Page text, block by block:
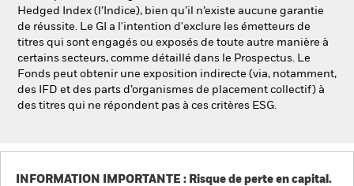
Hedged Index (l’Indice), bien qu’il n’existe aucune garantie
de réussite. Le GI a l'intention d'exclure les émetteurs de
titres qui sont engagés ou exposés de toute autre manière à
certains secteurs, comme détaillé dans le Prospectus. Le
Fonds peut obtenir une exposition indirecte (via, notamment,
des IFD et des parts d’organismes de placement collectif) à
des titres qui ne répondent pas à ces critères ESG.
INFORMATION IMPORTANTE : Risque de perte en capital.